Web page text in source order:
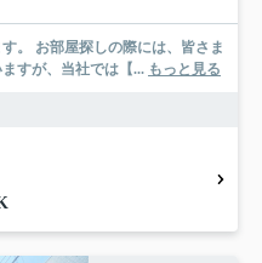
さま
すが、当社では【... もっと見る